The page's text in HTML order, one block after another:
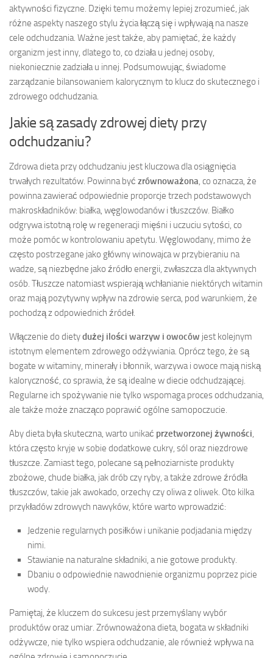
aktywności fizyczne. Dzięki temu możemy lepiej zrozumieć, jak
różne aspekty naszego stylu życia łączą się i wpływają na nasze
cele odchudzania. Ważne jest także, aby pamiętać, że każdy
organizm jest inny, dlatego to, co działa u jednej osoby,
niekoniecznie zadziała u innej. Podsumowując, świadome
zarządzanie bilansowaniem kalorycznym to klucz do skutecznego i
zdrowego odchudzania.
Jakie są zasady zdrowej diety przy
odchudzaniu?
Zdrowa dieta przy odchudzaniu jest kluczowa dla osiągnięcia
trwałych rezultatów. Powinna być zrównoważona, co oznacza, że
powinna zawierać odpowiednie proporcje trzech podstawowych
makroskładników: białka, węglowodanów i tłuszczów. Białko
odgrywa istotną rolę w regeneracji mięśni i uczuciu sytości, co
może pomóc w kontrolowaniu apetytu. Węglowodany, mimo że
często postrzegane jako główny winowajca w przybieraniu na
wadze, są niezbędne jako źródło energii, zwłaszcza dla aktywnych
osób. Tłuszcze natomiast wspierają wchłanianie niektórych witamin
oraz mają pozytywny wpływ na zdrowie serca, pod warunkiem, że
pochodzą z odpowiednich źródeł.
Włączenie do dietydużej ilości warzyw i owoców jest kolejnym
istotnym elementem zdrowego odżywiania. Oprócz tego, że są
bogate w witaminy, minerały i błonnik, warzywa i owoce mają niską
kaloryczność, co sprawia, że są idealne w diecie odchudzającej.
Regularne ich spożywanie nie tylko wspomaga proces odchudzania,
ale także może znacząco poprawić ogólne samopoczucie.
Aby dieta była skuteczna, warto unikać przetworzonej żywności,
która często kryje w sobie dodatkowe cukry, sól oraz niezdrowe
tłuszcze. Zamiast tego, polecane są pełnoziarniste produkty
zbożowe, chude białka, jak drób czy ryby, a także zdrowe źródła
tłuszczów, takie jak awokado, orzechy czy oliwa z oliwek. Oto kilka
przykładów zdrowych nawyków, które warto wprowadzić:
Jedzenie regularnych posiłków i unikanie podjadania między
nimi.
Stawianie na naturalne składniki, a nie gotowe produkty.
Dbaniu o odpowiednie nawodnienie organizmu poprzez picie
wody.
Pamiętaj, że kluczem do sukcesu jest przemyślany wybór
produktów oraz umiar. Zrównoważona dieta, bogata w składniki
odżywcze, nie tylko wspiera odchudzanie, ale również wpływa na